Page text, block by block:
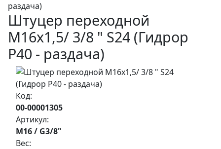
раздача)
Штуцер переходной
М16х1,5/ 3/8 " S24 (Гидрор
Р40 - раздача)
Код:
00-00001305
Артикул:
М16 / G3/8"
Вес: